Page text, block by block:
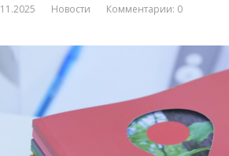
Новости Комментарии: 0